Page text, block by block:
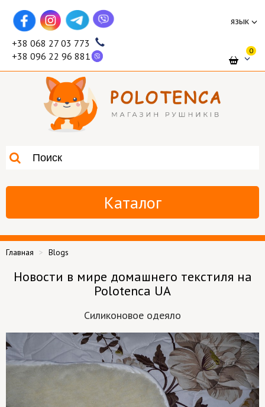
язык
+38 068 27 03 773
+38 096 22 96 881
0
Каталог
Главная Blogs
Новости в мире домашнего текстиля на
Polotenca UA
Силиконовое одеяло